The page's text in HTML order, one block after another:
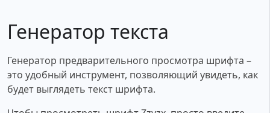
Генератор текста
Генератор предварительного просмотра шрифта –
это удобный инструмент, позволяющий увидеть, как
будет выглядеть текст шрифта.